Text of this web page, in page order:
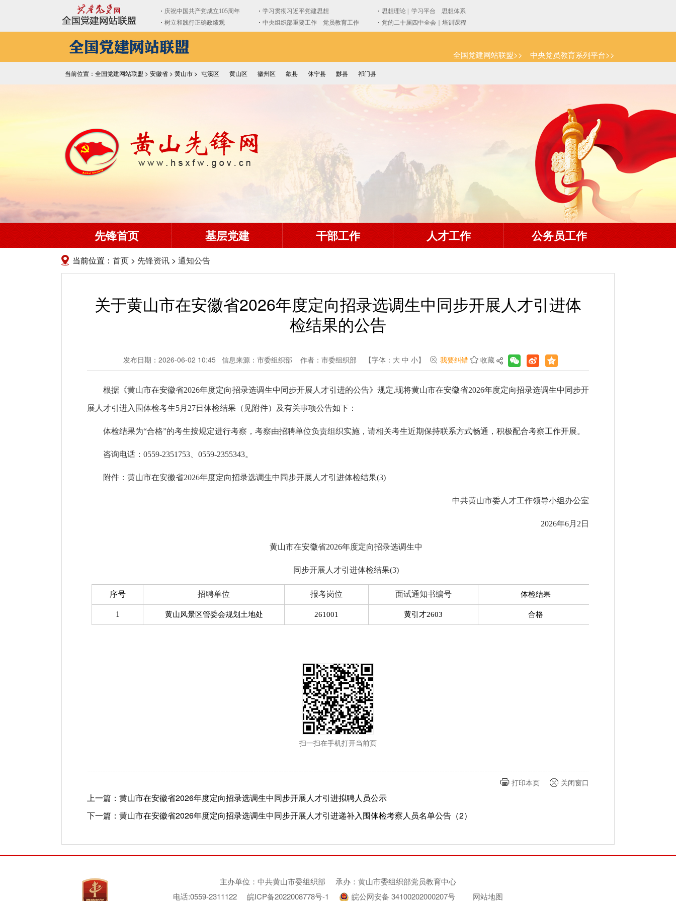
全国党建网站联盟>> 中央党员教育系列平台>>
当前位置：全国党建网站联盟 > 安徽省 > 黄山市 > 屯溪区 黄山区 徽州区 歙县 休宁县 黟县 祁门县
先锋首页 基层党建 干部工作 人才工作 公务员工作
当前位置： 首页 > 先锋资讯 > 通知公告
关于黄山市在安徽省2026年度定向招录选调生中同步开展人才引进体
检结果的公告
发布日期：2026-06-02 10:45 信息来源：市委组织部 作者：市委组织部 【字体： 大 中 小】 我要纠错 收藏
根据《黄山市在安徽省2026年度定向招录选调生中同步开展人才引进的公告》规定,现将黄山市在安徽省2026年度定向招录选调生中同步开
展人才引进入围体检考生5月27日体检结果（见附件）及有关事项公告如下：
体检结果为“合格”的考生按规定进行考察，考察由招聘单位负责组织实施，请相关考生近期保持联系方式畅通，积极配合考察工作开展。
咨询电话：0559-2351753、0559-2355343。
附件：黄山市在安徽省2026年度定向招录选调生中同步开展人才引进体检结果(3)
中共黄山市委人才工作领导小组办公室
2026年6月2日
黄山市在安徽省2026年度定向招录选调生中
同步开展人才引进体检结果(3)
序号 招聘单位 报考岗位 面试通知书编号 体检结果
1 黄山风景区管委会规划土地处 261001 黄引才2603 合格
扫一扫在手机打开当前页
打印本页 关闭窗口
上一篇： 黄山市在安徽省2026年度定向招录选调生中同步开展人才引进拟聘人员公示
下一篇： 黄山市在安徽省2026年度定向招录选调生中同步开展人才引进递补入围体检考察人员名单公告（2）
主办单位：中共黄山市委组织部
承办：黄山市委组织部党员教育中心
电话:0559-2311122
皖ICP备2022008778号-1 皖公网安备 34100202000207号 网站地图